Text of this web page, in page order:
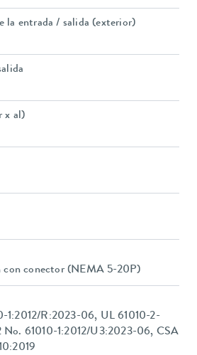
la entrada / salida (exterior)
x al)
con conector (NEMA 5-20P)
1:2012/R:2023-06, UL 61010-2-
No. 61010-1:2012/U3:2023-06, CSA